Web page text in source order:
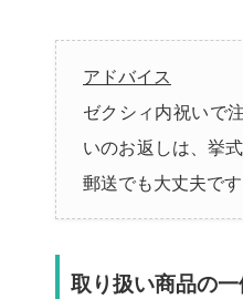
アドバイス
ゼクシィ内祝いで
いのお返しは、挙
郵送でも大丈夫です
取り扱い商品の